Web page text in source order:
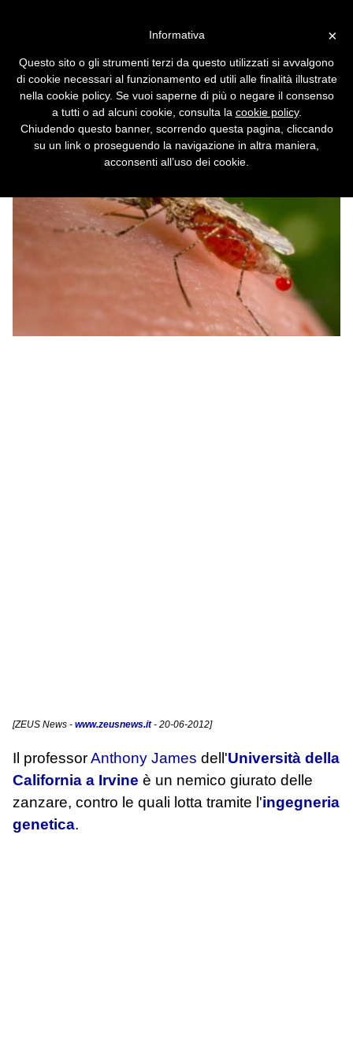
modificata non punge più
Grazie all'ingegneria genetica sono nate la
zanzara che non succhia il sangue e quella
che combatte la malaria anziché diffonderla.
[ZEUS News - www.zeusnews.it- 20-06-2012]
Il professorAnthony James dell'Università della
California a Irvine è un nemico giurato delle
zanzare, contro le quali lotta tramite l'ingegneria
genetica.
×
Informativa
Questo sito o gli strumenti terzi da questo utilizzati si avvalgono
di cookie necessari al funzionamento ed utili alle finalità illustrate
nella cookie policy. Se vuoi saperne di più o negare il consenso
a tutti o ad alcuni cookie, consulta la cookie policy.
Chiudendo questo banner, scorrendo questa pagina, cliccando
su un link o proseguendo la navigazione in altra maniera,
acconsenti all’uso dei cookie.